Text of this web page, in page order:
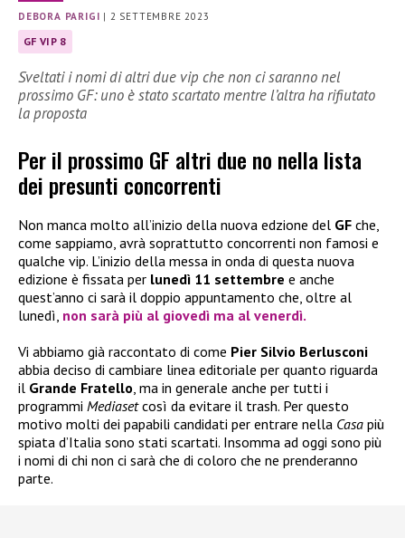
DEBORA PARIGI | 2 SETTEMBRE 2023
GF VIP 8
Sveltati i nomi di altri due vip che non ci saranno nel
prossimo GF: uno è stato scartato mentre l’altra ha rifiutato
la proposta
Per il prossimo GF altri due no nella lista
dei presunti concorrenti
Non manca molto all’inizio della nuova edzione del GF che,
come sappiamo, avrà soprattutto concorrenti non famosi e
qualche vip. L’inizio della messa in onda di questa nuova
edizione è fissata per lunedì 11 settembre e anche
quest’anno ci sarà il doppio appuntamento che, oltre al
lunedì, non sarà più al giovedì ma al venerdì.
Vi abbiamo già raccontato di come Pier Silvio Berlusconi
abbia deciso di cambiare linea editoriale per quanto riguarda
il Grande Fratello , ma in generale anche per tutti i
programmi Mediasetcosì da evitare il trash. Per questo
motivo molti dei papabili candidati per entrare nella Casa più
spiata d’Italia sono stati scartati. Insomma ad oggi sono più
i nomi di chi non ci sarà che di coloro che ne prenderanno
parte.